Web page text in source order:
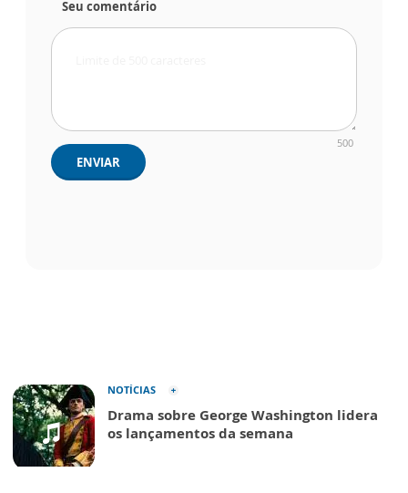
Seu comentário
500
ENVIAR
NOTÍCIAS
Drama sobre George Washington lidera
os lançamentos da semana